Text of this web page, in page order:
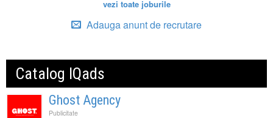
vezi toate joburile
Adauga anunt de recrutare
Catalog IQads
Ghost Agency
Publicitate